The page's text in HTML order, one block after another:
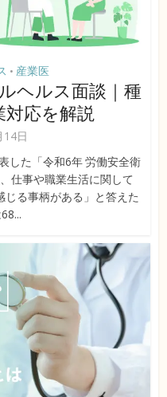
• 産業医
ヘルス面談｜種
対応を解説
14日
した「令和6年 労働安全衛
仕事や職業生活に関して
じる事柄がある」と答えた